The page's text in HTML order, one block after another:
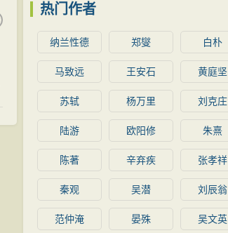
热门作者
纳兰性德 郑燮 白朴
马致远 王安石 黄庭坚
苏轼 杨万里 刘克庄
陆游 欧阳修 朱熹
陈著 辛弃疾 张孝祥
秦观 吴潜 刘辰翁
范仲淹 晏殊 吴文英